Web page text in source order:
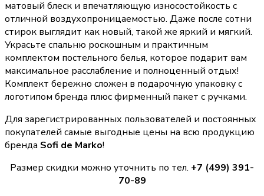
матовый блеск и впечатляющую износостойкость с
отличной воздухопроницаемостью. Даже после сотни
стирок выглядит как новый, такой же яркий и мягкий.
Украсьте спальню роскошным и практичным
комплектом постельного белья, которое подарит вам
максимальное расслабление и полноценный отдых!
Комплект бережно сложен в подарочную упаковку с
логотипом бренда плюс фирменный пакет с ручками.
Для зарегистрированных пользователей и постоянных
покупателей самые выгодные цены на всю продукцию
бренда Sofi de Marko!
Размер скидки можно уточнить по тел. +7 (499) 391-
70-89